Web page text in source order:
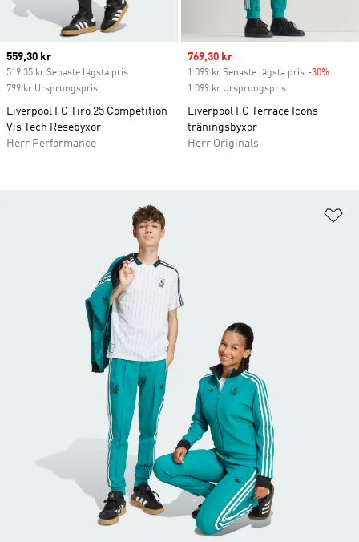
Current price
559,30 kr
519,35 kr Senaste lägsta pris
799 kr Ursprungspris
Liverpool FC Tiro 25 Competition
Vis Tech Resebyxor
Herr Performance
Sale price
769,30 kr
1 099 kr Senaste lägsta pris -30%
1 099 kr Ursprungspris
Liverpool FC Terrace Icons
träningsbyxor
Herr Originals